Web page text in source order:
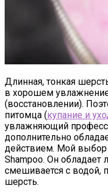
Длинная, тонкая
в хорошем
(восстановлении).
питомца (купание и
увлажняющий
дополнительно
действием. Мой
Shampoo. Он обладает
смешивается с водой,
шерсть.